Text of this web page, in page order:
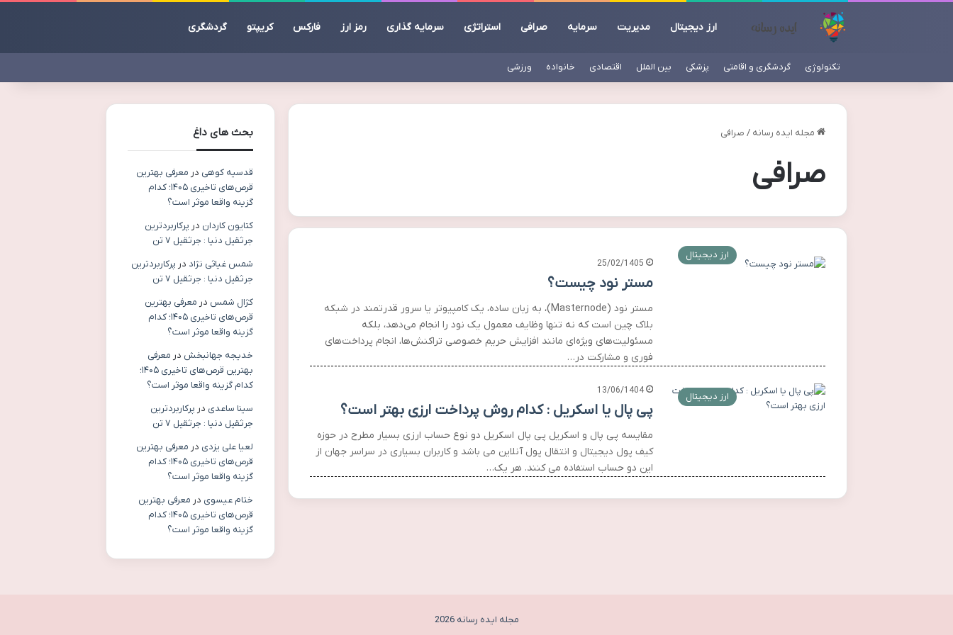
ارز دیجیتال مدیریت سرمایه صرافی استراتژی سرمایه گذاری رمز ارز فارکس کریپتو گردشگری
تکنولوژی گردشگری و اقامتی پزشکی بین الملل اقتصادی خانواده ورزشی
مجله ایده رسانه / صرافی
صرافی
ارز دیجیتال
25/02/1405
مستر نود چیست؟
مستر نود (Masternode)، به زبان ساده، یک کامپیوتر یا سرور قدرتمند در شبکه
بلاک چین است که نه تنها وظایف معمول یک نود را انجام می‌دهد، بلکه
مسئولیت‌های ویژه‌ای مانند افزایش حریم خصوصی تراکنش‌ها، انجام پرداخت‌های
فوری و مشارکت در…
ارز دیجیتال 13/06/1404
پی پال یا اسکریل : کدام روش پرداخت ارزی بهتر است؟
مقایسه پی پال و اسکریل پی پال اسکریل دو نوع حساب ارزی بسیار مطرح در حوزه
کیف پول دیجیتال و انتقال پول آنلاین می باشد و کاربران بسیاری در سراسر جهان از
این دو حساب استفاده می کنند. هر یک…
بحث های داغ
قدسیه کوهی در معرفی بهترین
قرص‌های تاخیری ۱۴۰۵؛ کدام
گزینه واقعا موثر است؟
کتایون کاردان در پرکاربردترین
جرثقیل دنیا : جرثقیل ۷ تن
شمس غیاثی نژاد در پرکاربردترین
جرثقیل دنیا : جرثقیل ۷ تن
کژال شمس در معرفی بهترین
قرص‌های تاخیری ۱۴۰۵؛ کدام
گزینه واقعا موثر است؟
خدیجه جهانبخش در معرفی
بهترین قرص‌های تاخیری ۱۴۰۵؛
کدام گزینه واقعا موثر است؟
سینا ساعدی در پرکاربردترین
جرثقیل دنیا : جرثقیل ۷ تن
لعیا علی یزدی در معرفی بهترین
قرص‌های تاخیری ۱۴۰۵؛ کدام
گزینه واقعا موثر است؟
ختام عیسوی در معرفی بهترین
قرص‌های تاخیری ۱۴۰۵؛ کدام
گزینه واقعا موثر است؟
مجله ایده رسانه 2026